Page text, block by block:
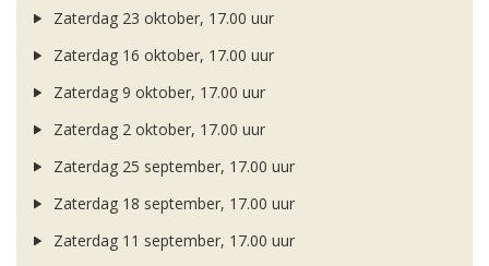
Zaterdag 23 oktober, 17.00 uur
Zaterdag 16 oktober, 17.00 uur
Zaterdag 9 oktober, 17.00 uur
Zaterdag 2 oktober, 17.00 uur
Zaterdag 25 september, 17.00 uur
Zaterdag 18 september, 17.00 uur
Zaterdag 11 september, 17.00 uur